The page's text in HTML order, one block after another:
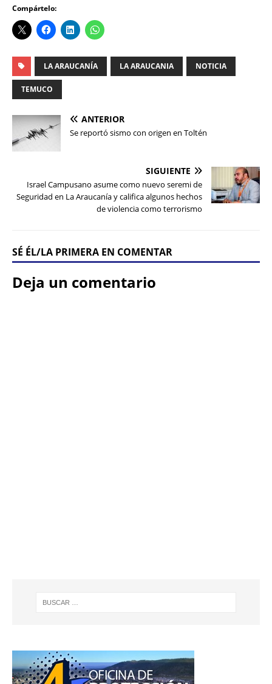
Compártelo:
LA ARAUCANÍA LA ARAUCANIA NOTICIA
TEMUCO
ANTERIOR
Se reportó sismo con origen en Toltén
SIGUIENTE
Israel Campusano asume como nuevo seremi de
Seguridad en La Araucanía y califica algunos hechos
de violencia como terrorismo
SÉ ÉL/LA PRIMERA EN COMENTAR
Deja un comentario